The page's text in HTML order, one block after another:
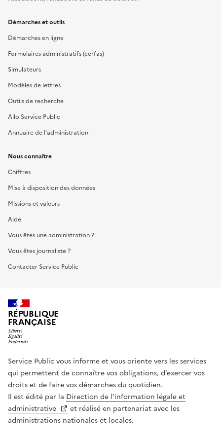
Démarches et outils
Démarches en ligne
Formulaires administratifs (cerfas)
Simulateurs
Modèles de lettres
Outils de recherche
Allo Service Public
Annuaire de l'administration
Nous connaître
Chiffres
Mise à disposition des données
Missions et valeurs
Aide
Vous êtes une administration ?
Vous êtes journaliste ?
Contacter Service Public
RÉPUBLIQUE
FRANÇAISE
Service Public vous informe et vous oriente vers les services
qui permettent de connaître vos obligations, d’exercer vos
droits et de faire vos démarches du quotidien.
Il est édité par la Direction de l’information légale et
administrative
et réalisé en partenariat avec les
administrations nationales et locales.